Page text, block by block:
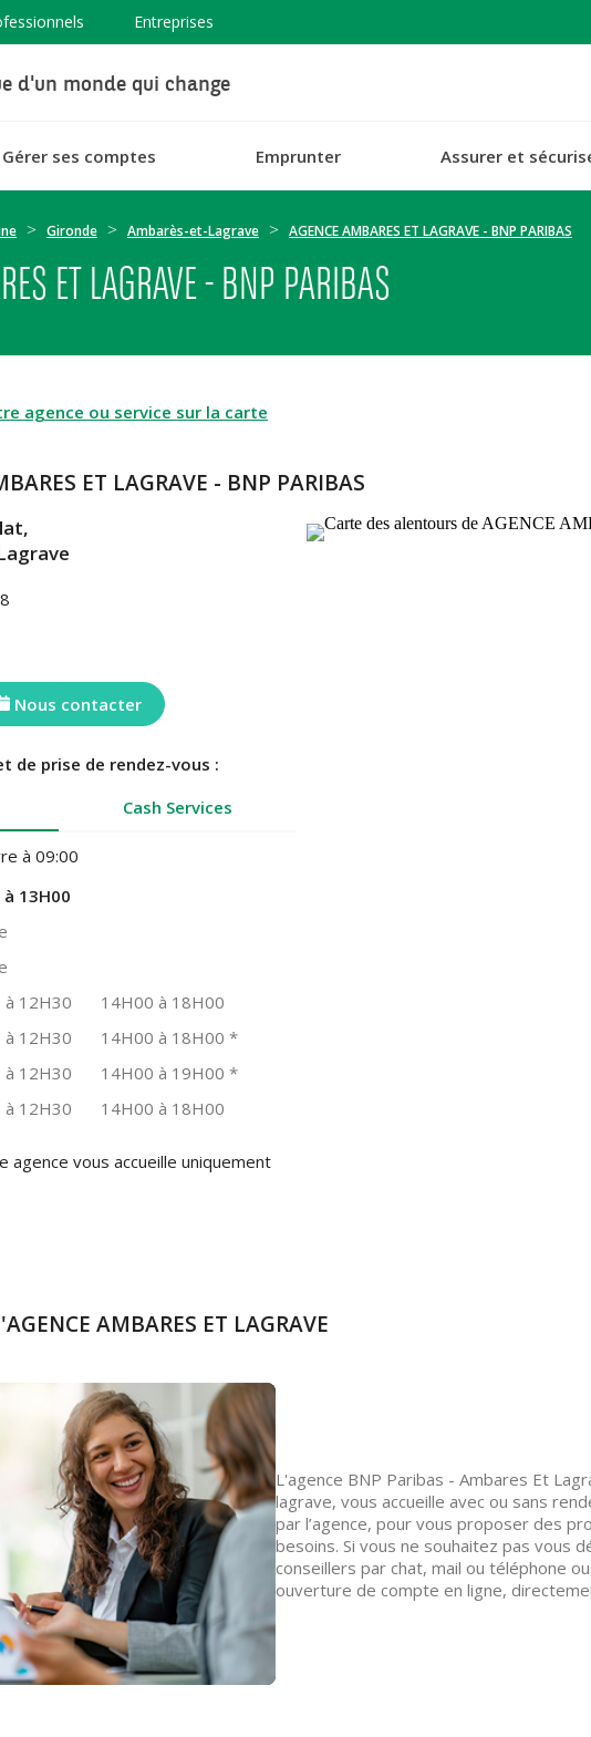
Entreprises
d'un monde qui change
Gérer ses comptes Emprunter Assurer et
Gironde Ambarès-et-Lagrave AGENCE AMBARES ET LAGRAVE - BNP PARIBAS
ET LAGRAVE - BNP PARIBAS
agence ou service sur la carte
ET LAGRAVE - BNP PARIBAS
Nous contacter
de prise de rendez-vous :
Cash Services
à 09:00
13H00
12H30
14H00 à 18H00
12H30 14H00 à 18H00 *
12H30 14H00 à 19H00 *
12H30 14H00 à 18H00
agence vous accueille uniquement
AMBARES ET LAGRAVE
L'agence BNP Paribas - Ambares Et
lagrave, vous accueille avec ou sans
par l’agence, pour vous proposer des
besoins. Si vous ne souhaitez pas vous
conseillers par chat, mail ou téléphone
ouverture de compte en ligne,